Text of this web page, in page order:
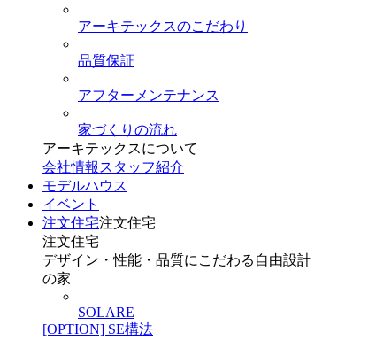
アーキテックスのこだわり
品質保証
アフターメンテナンス
家づくりの流れ
アーキテックスについて
会社情報 スタッフ紹介
モデルハウス
イベント
注文住宅注文住宅
注文住宅
デザイン・性能・品質にこだわる自由設計
の家
SOLARE
[OPTION] SE構法